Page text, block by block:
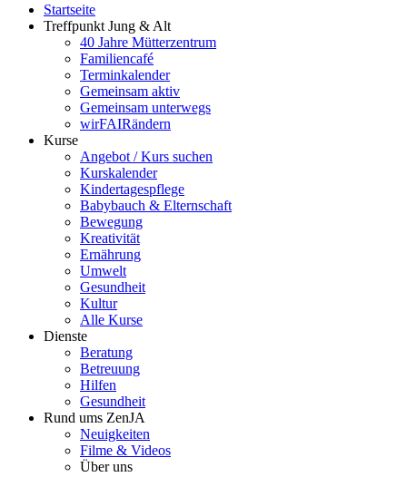
Startseite
Treffpunkt Jung & Alt
40 Jahre Mütterzentrum
Familiencafé
Terminkalender
Gemeinsam aktiv
Gemeinsam unterwegs
wirFAIRändern
Kurse
Angebot / Kurs suchen
Kurskalender
Kindertagespflege
Babybauch & Elternschaft
Bewegung
Kreativität
Ernährung
Umwelt
Gesundheit
Kultur
Alle Kurse
Dienste
Beratung
Betreuung
Hilfen
Gesundheit
Rund ums ZenJA
Neuigkeiten
Filme & Videos
Über uns